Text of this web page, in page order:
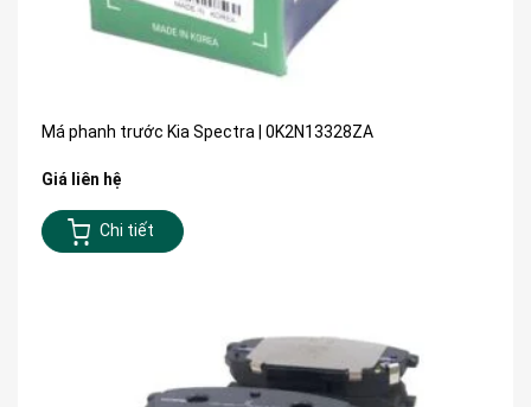
Má phanh trước Kia Spectra | 0K2N13328ZA
Giá liên hệ
Chi tiết